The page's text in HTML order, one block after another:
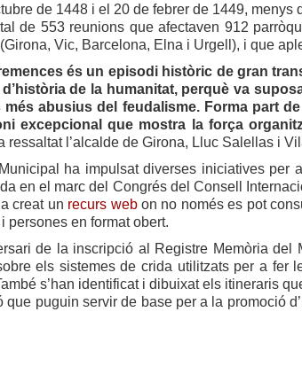
de 1448 i el 20 de febrer de 1449, menys
de 553 reunions que afectaven 912
Vic, Barcelona, Elna i Urgell), i que
és un episodi històric de gran
de la humanitat, perquè va
més abusius del feudalisme. Forma part
excepcional que mostra la força
ressaltat l’alcalde de Girona, Lluc Salellas i
ha impulsat diverses iniciatives
en el marc del Congrés del Consell
creat un recurs webon no només es pot
persones en format obert.
de la inscripció al Registre Memòria
els sistemes de crida utilitzats per a fer
s’han identificat i dibuixat els itineraris
que puguin servir de base per a la promoció